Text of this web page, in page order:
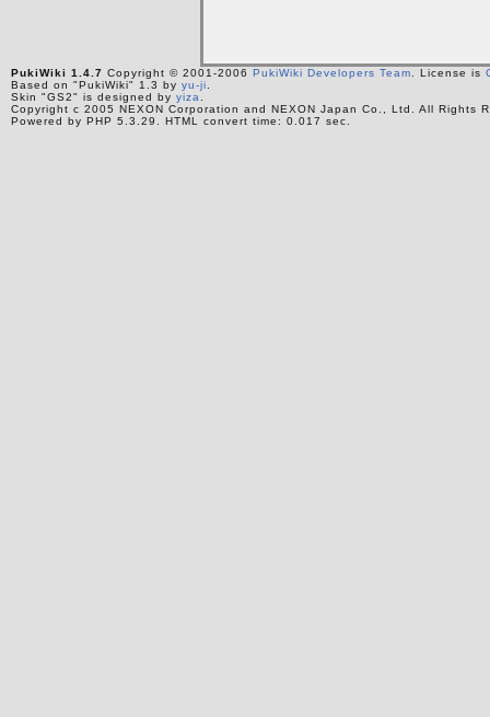
PukiWiki 1.4.7 Copyright © 2001-2006 PukiWiki Developers Team . License is
Based on "PukiWiki" 1.3 by yu-ji
Skin "GS2" is designed by yiza
Copyright c 2005 NEXON Corporation and NEXON Japan Co., Ltd. All Rights
Powered by PHP 5.3.29. HTML convert time: 0.017 sec.